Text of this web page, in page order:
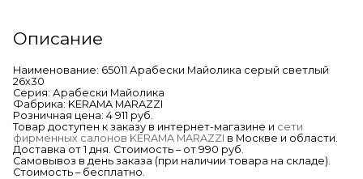
Описание
Наименование: 65011 Арабески Майолика серый светлый
26х30
Серия: Арабески Майолика
Фабрика: KERAMA MARAZZI
Розничная цена: 4 911 руб.
Товар доступен к заказу в интернет-магазине и сети
фирменных салонов KERAMA MARAZZI в Москве и области.
Доставка от 1 дня. Стоимость – от 990 руб.
Самовывоз в день заказа (при наличии товара на складе).
Стоимость – бесплатно.